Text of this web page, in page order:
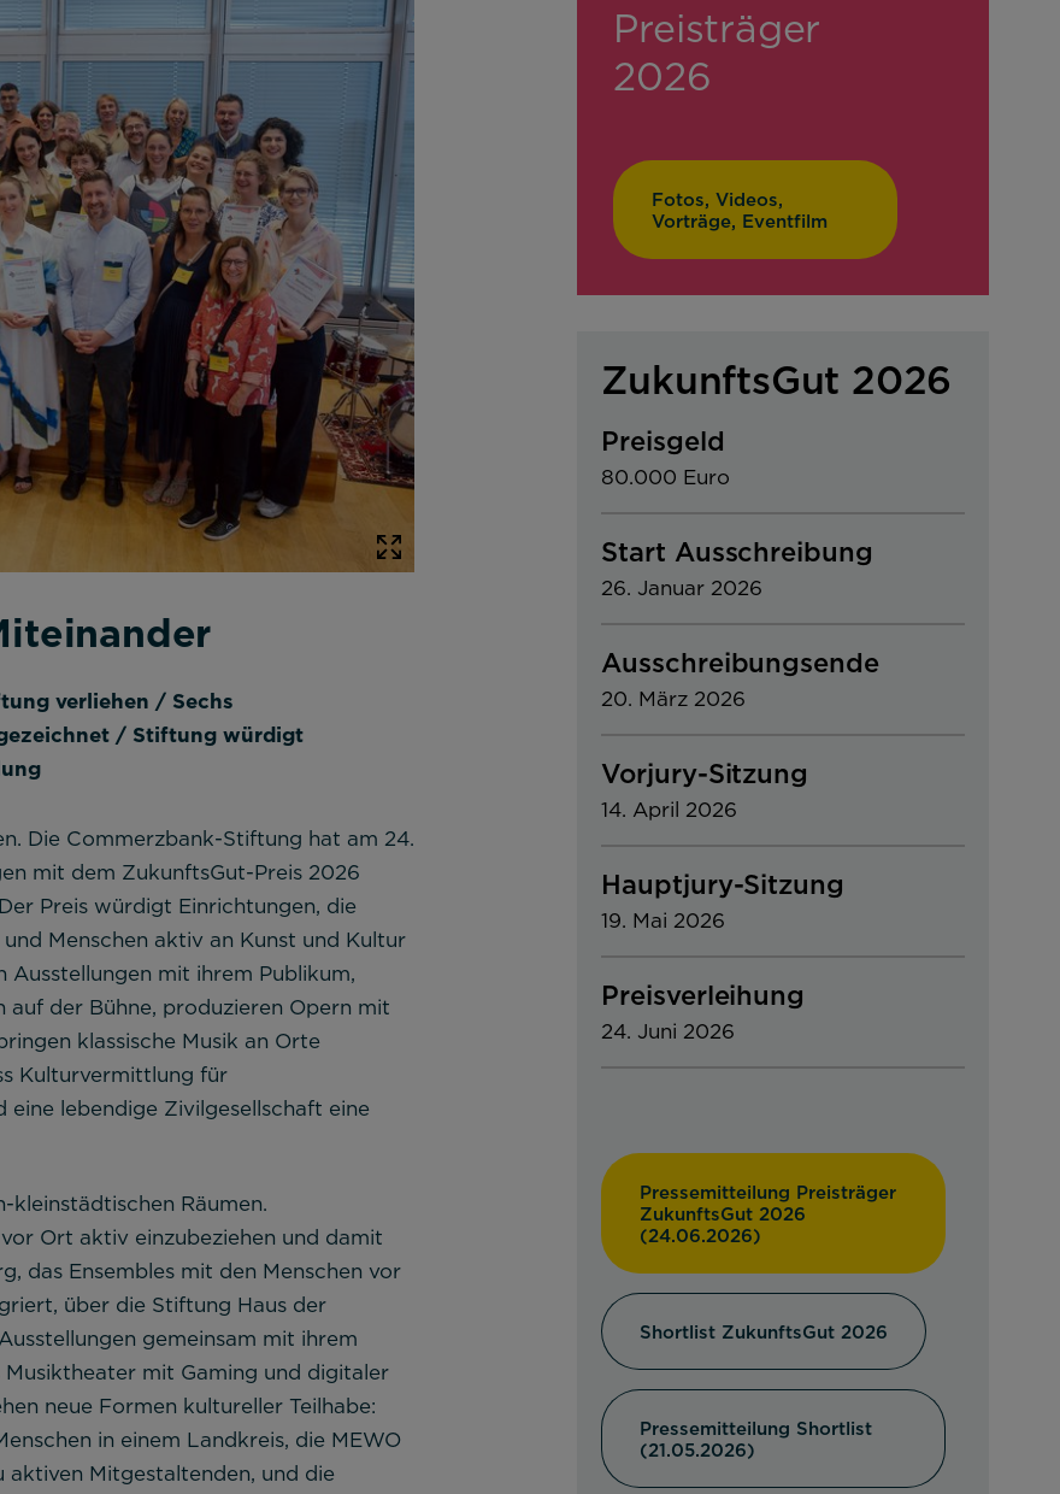
verliehen / Sechs
/ Stiftung würdigt
Die Commerzbank-Stiftung hat am 24.
mit dem ZukunftsGut-Preis 2026
Preis würdigt Einrichtungen, die
Menschen aktiv an Kunst und Kultur
Ausstellungen mit ihrem Publikum,
der Bühne, produzieren Opern mit
klassische Musik an Orte
Kulturvermittlung für
eine lebendige Zivilgesellschaft eine
kleinstädtischen Räumen.
Ort aktiv einzubeziehen und damit
das Ensembles mit den Menschen vor
über die Stiftung Haus der
gemeinsam mit ihrem
mit Gaming und digitaler
neue Formen kultureller Teilhabe:
in einem Landkreis, die MEWO
aktiven Mitgestaltenden, und die
Preisträger
2026
Fotos, Videos,
Vorträge, Eventfilm
ZukunftsGut 2026
Preisgeld
80.000 Euro
Start Ausschreibung
26. Januar 2026
Ausschreibungsende
20. März 2026
Vorjury-Sitzung
14. April 2026
Hauptjury-Sitzung
19. Mai 2026
Preisverleihung
24. Juni 2026
Pressemitteilung Preisträger
ZukunftsGut 2026
(24.06.2026)
Shortlist ZukunftsGut 2026
Pressemitteilung Shortlist
(21.05.2026)
benötigt und helfen dabei, unsere Website nutzbar zu machen sowie Zugriffe auf